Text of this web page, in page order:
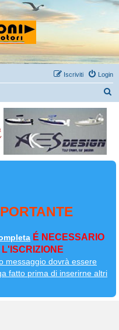
Login
Iscriviti
É NECESSARIO
messaggio dovrà essere
fatto prima di inserirne altri